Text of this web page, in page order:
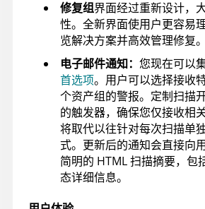
修复组界面经过重新设计，
性。全新界面使用户更容易
览解决方案并高效管理修复。
电子邮件通知： 您现在可以
首选项。用户可以选择接收
个资产组的警报。定制扫描
的触发器，确保您仅接收相
将取代以往针对每次扫描单
式。更新后的通知会直接向
简明的 HTML 扫描摘要，包
态详细信息。